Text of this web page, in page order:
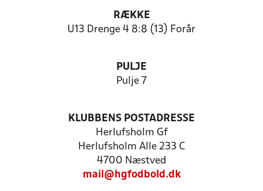
RÆKKE
U13 Drenge 4 8:8 (13) Forår
PULJE
Pulje 7
KLUBBENS POSTADRESSE
Herlufsholm Gf
Herlufsholm Alle 233 C
4700 Næstved
mail@hgfodbold.dk